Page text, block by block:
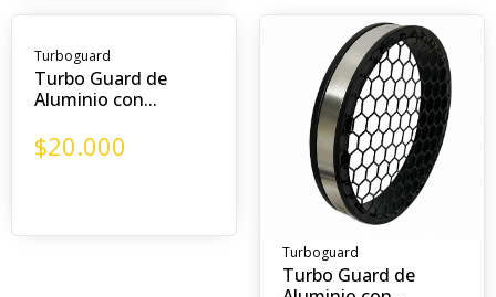
Turboguard
Turbo Guard de
Aluminio con...
$20.000
Turboguard
Turbo Guard de